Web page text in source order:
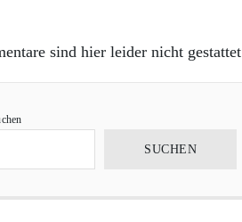
sind hier leider nicht gestattet
SUCHEN